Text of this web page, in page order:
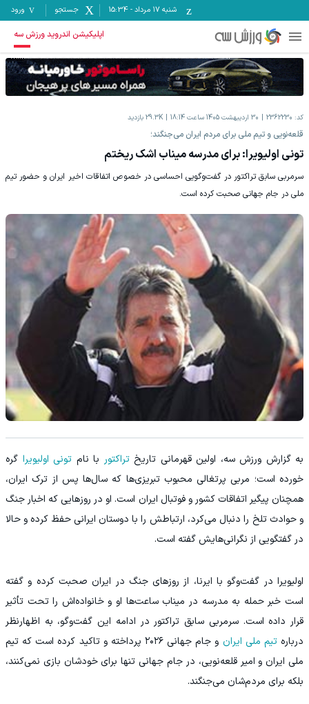
شنبه ۱۷ مرداد -
15:34 جستجو ورود
اپلیکیشن اندروید ورزش سه
کد: 2362230 30 اردیبهشت 1405 ساعت 18:14 29.3K بازدید
قلعه‌نویی و تیم ملی برای مردم ایران می‌جنگند؛
تونی اولیویرا: برای مدرسه میناب اشک ریختم
سرمربی سابق تراکتور در گفت‌وگویی احساسی در خصوص اتفاقات اخیر ایران و حضور تیم
ملی در جام جهانی صحبت کرده است.
به گزارش ورزش سه، اولین قهرمانی تاریختراکتور با نام تونی اولیویرا گره
خورده است؛ مربی پرتغالی محبوب تبریزی‌ها که سال‌ها پس از ترک ایران،
همچنان پیگیر اتفاقات کشور و فوتبال ایران است. او در روزهایی که اخبار جنگ
و حوادث تلخ را دنبال می‌کرد، ارتباطش را با دوستان ایرانی حفظ کرده و حالا
در گفتگویی از نگرانی‌هایش گفته است.
اولیویرا در گفت‌وگو با ایرنا، از روزهای جنگ در ایران صحبت کرده و گفته
است خبر حمله به مدرسه در میناب ساعت‌ها او و خانواده‌اش را تحت تأثیر
قرار داده است. سرمربی سابق تراکتور در ادامه این گفت‌وگو، به اظهارنظر
دربارهتیم ملی ایران
و جام جهانی ۲۰۲۶ پرداخته و تاکید کرده است که تیم
ملی ایران و امیر قلعه‌نویی، در جام جهانی تنها برای خودشان بازی نمی‌کنند،
بلکه برای مردم‌شان می‌جنگند.